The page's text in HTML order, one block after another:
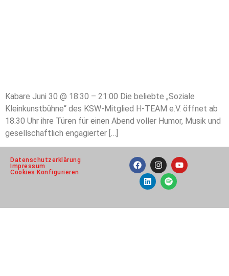
Kabare Juni 30 @ 18:30 – 21:00 Die beliebte „Soziale
Kleinkunstbühne“ des KSW-Mitglied H-TEAM e.V. öffnet ab
18.30 Uhr ihre Türen für einen Abend voller Humor, Musik und
gesellschaftlich engagierter […]
Datenschutzerklärung
Impressum
Cookies Konfigurieren